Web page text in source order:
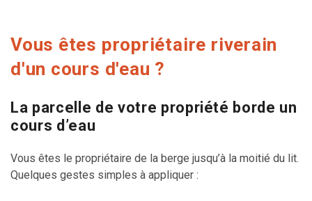
Vous êtes propriétaire riverain
d'un cours d'eau ?
La parcelle de votre propriété borde un
cours d’eau
Vous êtes le propriétaire de la berge jusqu’à la moitié du lit.
Quelques gestes simples à appliquer :